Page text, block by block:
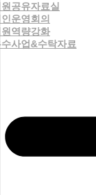
공유자료실
운영회의
역량강화
사업&수탁자료